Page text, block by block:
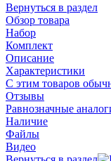
Вернуться в раздел
Обзор товара
Набор
Комплект
Описание
Характеристики
С этим товаров
Отзывы
Равнозначные
Наличие
Файлы
Видео